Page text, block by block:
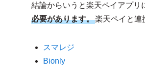
結論からいうと楽天ペイアプリ
必要があります。楽天ペイと連
スマレジ
Bionly